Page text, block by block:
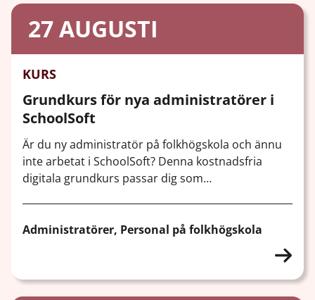
27AUGUSTI
KURS
Grundkurs för nya administratörer i
SchoolSoft
Är du ny administratör på folkhögskola och ännu
inte arbetat i SchoolSoft? Denna kostnadsfria
digitala grundkurs passar dig som…
Administratörer, Personal på folkhögskola